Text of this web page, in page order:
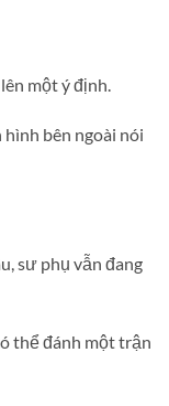
một ý định.
bên ngoài nói
sư phụ vẫn đang
thể đánh một trận